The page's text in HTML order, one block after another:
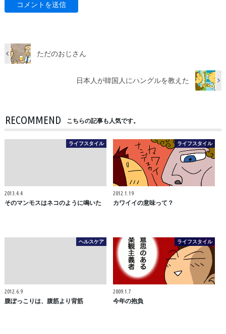
ただのおじさん
日本人が韓国人にハングルを教えた
RECOMMEND こちらの記事も人気です。
ライフスタイル
2013.4.4
そのマンモスはネコのように鳴いた
ライフスタイル
2012.1.19
カワイイの意味って？
ヘルスケア
2012.6.9
腹ぽっこりは、腹筋より背筋
ライフスタイル
2009.1.7
今年の抱負